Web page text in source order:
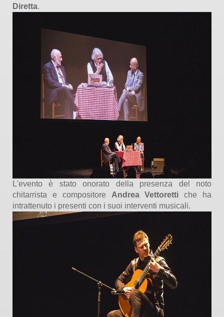
Diretta.
L'evento è stato onorato della presenza del noto
chitarrista e compositore Andrea Vettorettiche ha
intrattenuto i presenti con i suoi interventi musicali.